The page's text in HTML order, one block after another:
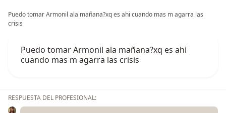
Puedo tomar Armonil ala mañana?xq es ahi cuando mas m agarra las
crisis
Puedo tomar Armonil ala mañana?xq es ahi
cuando mas m agarra las crisis
RESPUESTA DEL PROFESIONAL: